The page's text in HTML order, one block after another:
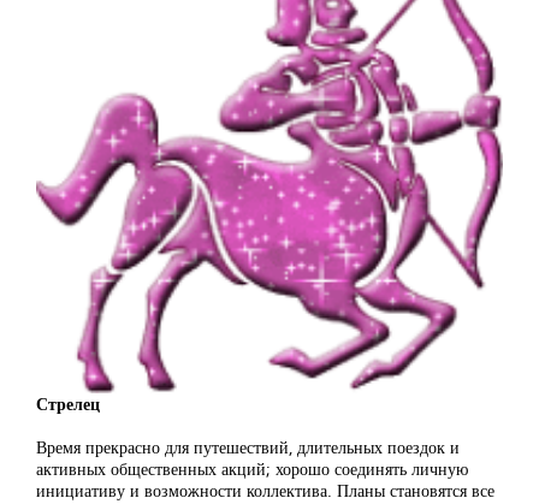
Стрелец
Время прекрасно для путешествий, длительных поездок и
активных общественных акций; хорошо соединять личную
инициативу и возможности коллектива. Планы становятся все